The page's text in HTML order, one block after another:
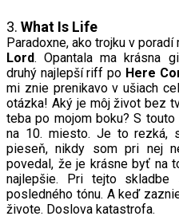
3. What Is Life
Paradoxne, ako trojku v poradí
Lord. Opantala ma krásna
druhý najlepší riff po Here C
mi znie prenikavo v ušiach
otázka! Aký je môj život bez
teba po mojom boku? S
na 10. miesto. Je to rezká,
pieseň, nikdy som pri nej
povedal, že je krásne byť na
najlepšie. Pri tejto
posledného tónu. A keď
živote. Doslova katastrofa.